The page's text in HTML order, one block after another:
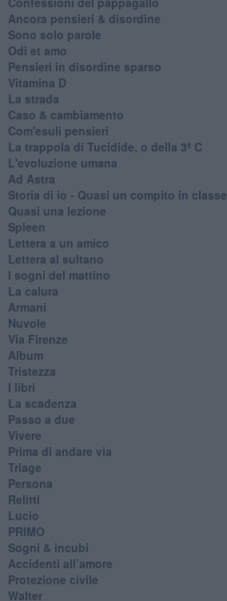
Ancora pensieri & disordine
Sono solo parole
Odi et amo
Pensieri in disordine sparso
Vitamina D
La strada
Caso & cambiamento
Com'esuli pensieri
La trappola di Tucidide, o della 3ª C
L'evoluzione umana
Ad Astra
Storia di io - Quasi un compito in classe
Quasi una lezione
Spleen
Lettera a un amico
Lettera al sultano
I sogni del mattino
La calura
Armani
Nuvole
Via Firenze
Album
Tristezza
I libri
La scadenza
Passo a due
Vivere
Prima di andare via
Triage
Persona
Relitti
Lucio
PRIMO
Sogni & incubi
Accidenti all’amore
Protezione civile
Walter